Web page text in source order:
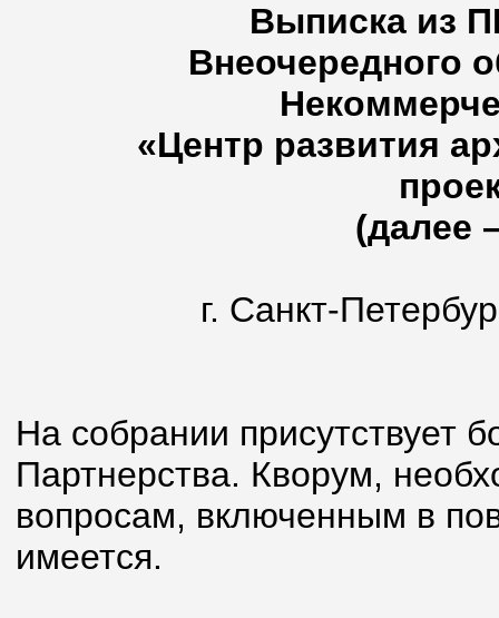
Выписка из
Внеочередного
«Центр развития
(далее
г.
На собрании присутствует
Партнерства. Кворум,
вопросам, включенным в
имеется.